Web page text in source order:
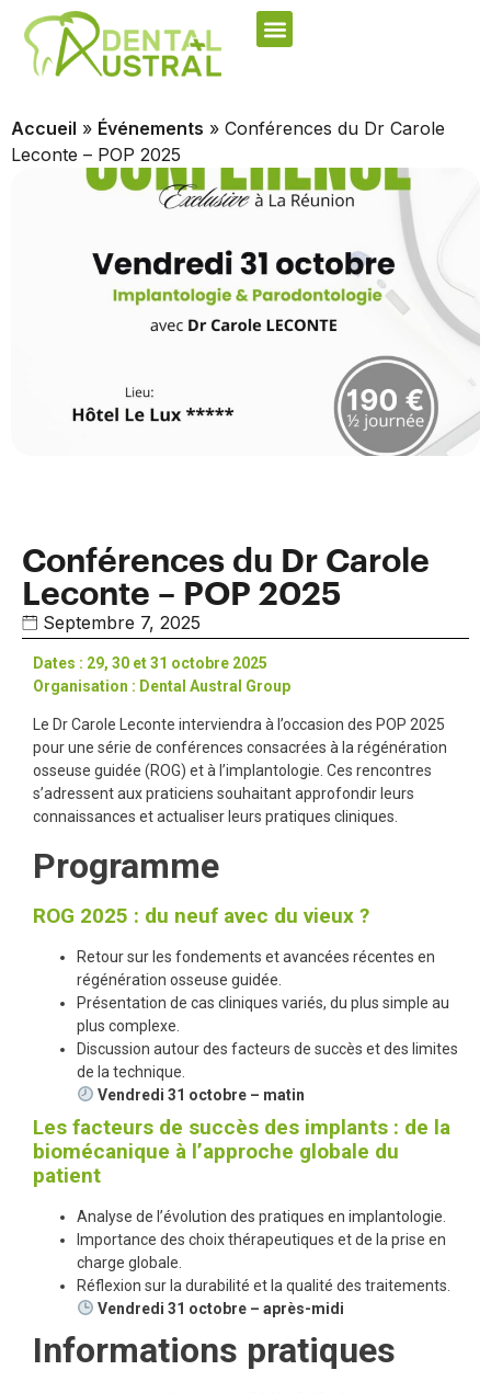
Accueil » Événements » Conférences du Dr Carole
Leconte – POP 2025
Conférences du Dr Carole
Leconte – POP 2025
Septembre 7, 2025
Dates : 29, 30 et 31 octobre 2025
Organisation : Dental Austral Group
Le Dr Carole Leconte interviendra à l’occasion des POP 2025
pour une série de conférences consacrées à la régénération
osseuse guidée (ROG) et à l’implantologie. Ces rencontres
s’adressent aux praticiens souhaitant approfondir leurs
connaissances et actualiser leurs pratiques cliniques.
Programme
ROG 2025 : du neuf avec du vieux ?
Retour sur les fondements et avancées récentes en
régénération osseuse guidée.
Présentation de cas cliniques variés, du plus simple au
plus complexe.
Discussion autour des facteurs de succès et des limites
de la technique.
Vendredi 31 octobre – matin
Les facteurs de succès des implants : de la
biomécanique à l’approche globale du
patient
Analyse de l’évolution des pratiques en implantologie.
Importance des choix thérapeutiques et de la prise en
charge globale.
Réflexion sur la durabilité et la qualité des traitements.
Vendredi 31 octobre – après-midi
Informations pratiques